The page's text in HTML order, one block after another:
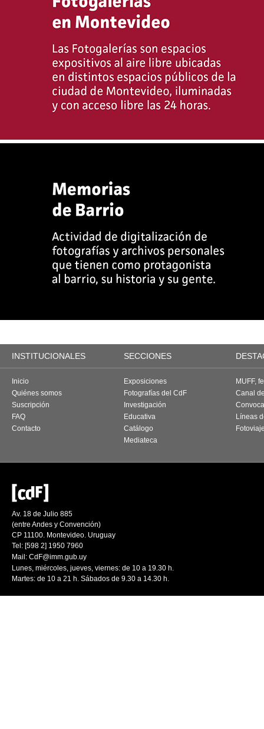
INSTITUCIONALES SECCIONES
Inicio
Quiénes somos
Suscripción
FAQ
Contacto
Exposiciones
Fotografías del CdF
Investigación
Educativa
Catálogo
Mediateca
MUFF,
Canal
Líneas
Av. 18 de Julio 885
(entre Andes y Convención)
CP 11100. Montevideo. Uruguay
Tel: [598 2] 1950 7960
Mail: CdF@imm.gub.uy
Lunes, miércoles, jueves, viernes: de 10 a 19.30 h.
Martes: de 10 a 21 h. Sábados de 9.30 a 14.30 h.